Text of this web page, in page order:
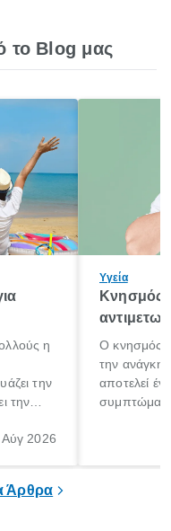
το Blog μας
η
την
την
2026
Υγεία
Κνησμός:
Ο κνησμός
την ανάγκη
αποτελεί
Άρθρα